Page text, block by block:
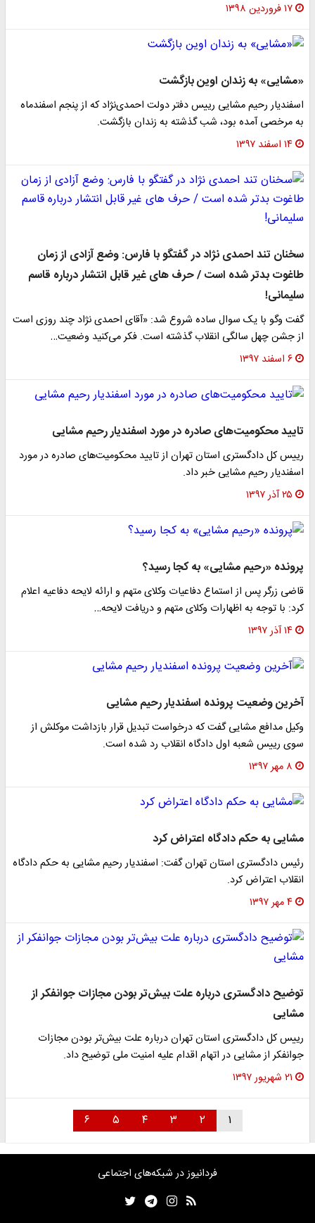
۱۷ فروردین ۱۳۹۸
«مشایی» به زندان اوین بازگشت
اسفندیار رحیم مشایی رییس دفتر دولت احمدی‌نژاد که از پنجم اسفندماه
به مرخصی آمده بود، شب گذشته به زندان بازگشت.
۱۴ اسفند ۱۳۹۷
سخنان تند احمدی نژاد در گفتگو با فارس: وضع آزادی از زمان
طاغوت بدتر شده است / حرف های غیر قابل انتشار درباره قاسم
سلیمانی!
گفت وگو با یک سوال ساده شروع شد: «آقای احمدی نژاد چند روزی است
از جشن چهل سالگی انقلاب گذشته است. فکر می‌کنید وضعیت…
۶ اسفند ۱۳۹۷
تایید محکومیت‌های صادره در مورد اسفندیار رحیم مشایی
رییس کل دادگستری استان تهران از تایید محکومیت‌های صادره در مورد
اسفندیار رحیم مشایی خبر داد.
۲۵ آذر ۱۳۹۷
پرونده «رحیم مشایی» به کجا رسید؟
قاضی زرگر پس از استماع دفاعیات وکلای متهم و ارائه لایحه دفاعیه اعلام
کرد: با توجه به اظهارات وکلای متهم و دریافت لایحه…
۱۴ آذر ۱۳۹۷
آخرین وضعیت پرونده اسفندیار رحیم مشایی
وکیل مدافع مشایی گفت که درخواست تبدیل قرار بازداشت موکلش از
سوی رییس شعبه اول دادگاه انقلاب رد شده است.
۸ مهر ۱۳۹۷
مشایی به حکم دادگاه اعتراض کرد
رئیس دادگستری استان تهران گفت: اسفندیار رحیم مشایی به حکم دادگاه
انقلاب اعتراض کرد.
۴ مهر ۱۳۹۷
توضیح دادگستری درباره علت بیش‌تر بودن مجازات جوانفکر از
مشایی
رییس کل دادگستری استان تهران درباره علت بیش‌تر بودن مجازات
جوانفکر از مشایی در اتهام اقدام علیه امنیت ملی توضیح داد.
۲۱ شهریور ۱۳۹۷
۱ ۲ ۳ ۴ ۵ ۶
فردانیوز در شبکه‌های اجتماعی